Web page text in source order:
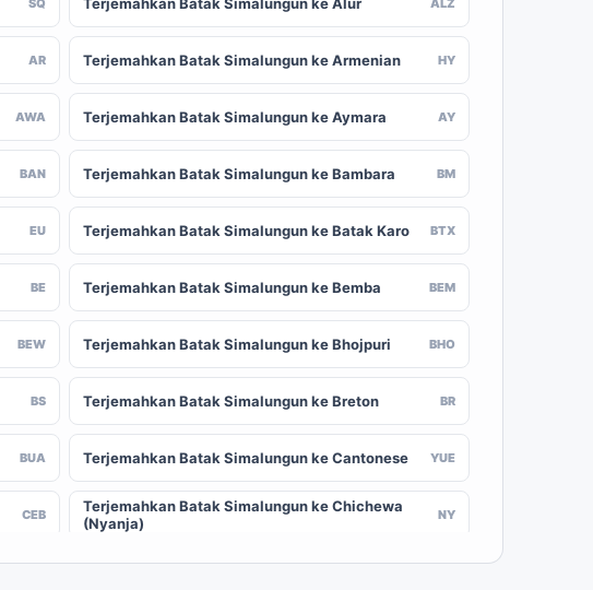
AR Terjemahkan Batak Simalungun ke Armenian HY
AWA Terjemahkan Batak Simalungun ke Aymara AY
BAN Terjemahkan Batak Simalungun ke Bambara BM
EU Terjemahkan Batak Simalungun ke Batak Karo BTX
BE Terjemahkan Batak Simalungun ke Bemba BEM
BEW Terjemahkan Batak Simalungun ke Bhojpuri BHO
BS Terjemahkan Batak Simalungun ke Breton BR
BUA Terjemahkan Batak Simalungun ke Cantonese YUE
CEB
Terjemahkan Batak Simalungun ke Chichewa
(Nyanja)
NY